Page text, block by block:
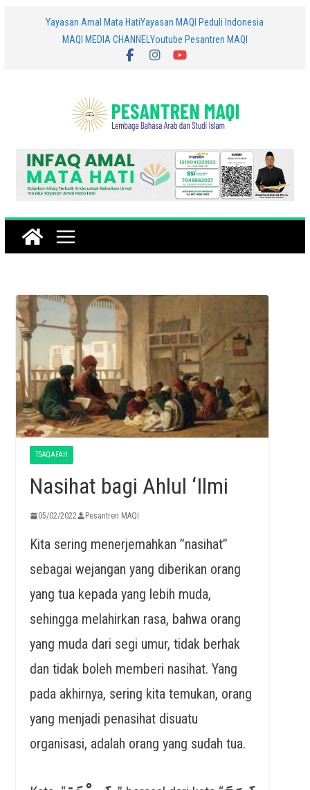
Yayasan Amal Mata HatiYayasan MAQI Peduli Indonesia
MAQI MEDIA CHANNEL Youtube Pesantren MAQI
TSAQAFAH
Nasihat bagi Ahlul ‘Ilmi
05/02/2022 Pesantren MAQI
Kita sering menerjemahkan ”nasihat”
sebagai wejangan yang diberikan orang
yang tua kepada yang lebih muda,
sehingga melahirkan rasa, bahwa orang
yang muda dari segi umur, tidak berhak
dan tidak boleh memberi nasihat. Yang
pada akhirnya, sering kita temukan, orang
yang menjadi penasihat disuatu
organisasi, adalah orang yang sudah tua.